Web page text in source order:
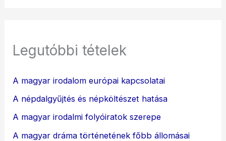
Legutóbbi tételek
A magyar irodalom európai kapcsolatai
A népdalgyűjtés és népköltészet hatása
A magyar irodalmi folyóiratok szerepe
A magyar dráma történetének főbb állomásai